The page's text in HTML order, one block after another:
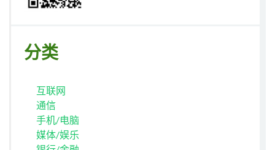
分类
互联网
通信
手机/电脑
媒体/娱乐